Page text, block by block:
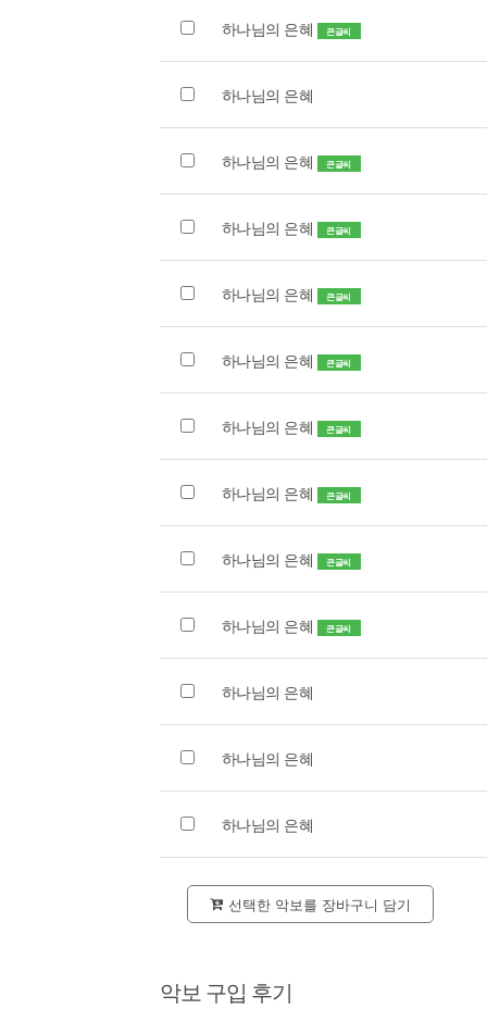
하나님의 은혜 큰글씨
하나님의 은혜
하나님의 은혜 큰글씨
하나님의 은혜 큰글씨
하나님의 은혜 큰글씨
하나님의 은혜 큰글씨
하나님의 은혜 큰글씨
하나님의 은혜 큰글씨
하나님의 은혜 큰글씨
하나님의 은혜 큰글씨
하나님의 은혜
하나님의 은혜
하나님의 은혜
선택한 악보를 장바구니 담기
악보 구입 후기